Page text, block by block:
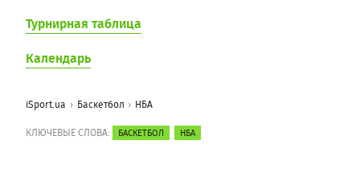
Турнирная таблица
Календарь
iSport.ua Баскетбол НБА
КЛЮЧЕВЫЕ СЛОВА: БАСКЕТБОЛ НБА